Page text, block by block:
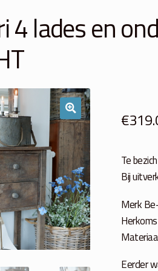
4 lades en
€
Te
Bij
Merk
Eerder